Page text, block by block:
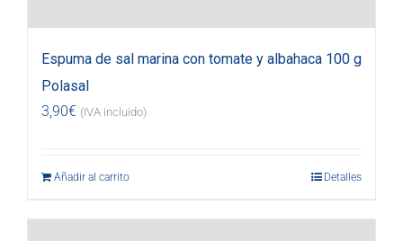
Espuma de sal marina con tomate y albahaca 100 g
Polasal
3,90€ (IVA incluido)
Añadir al carrito Detalles